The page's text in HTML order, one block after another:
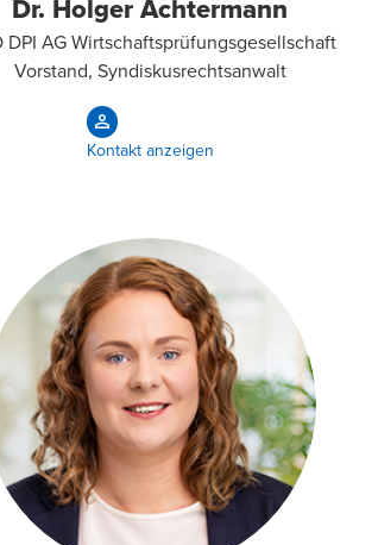
Dr. Holger Achtermann
DPI AG Wirtschaftsprüfungsgesellschaft
Vorstand, Syndiskusrechtsanwalt
Kontakt anzeigen